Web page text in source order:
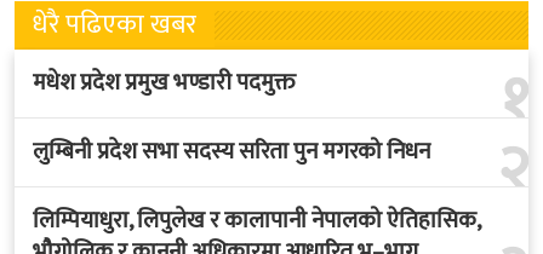
धेरै पढिएका खबर
१
मधेश प्रदेश प्रमुख भण्डारी पदमुक्त
२
लुम्बिनी प्रदेश सभा सदस्य सरिता पुन मगरको निधन
लिम्पियाधुरा, लिपुलेख र कालापानी नेपालको ऐतिहासिक,